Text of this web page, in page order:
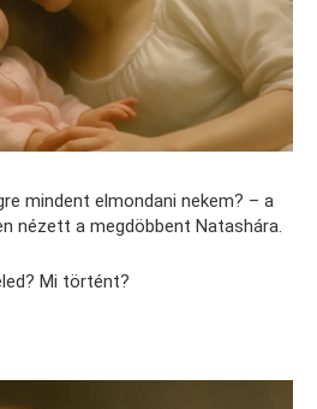
mindent elmondani nekem? – a
nézett a megdöbbent Natashára.
Mi történt?